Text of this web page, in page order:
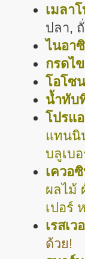
เมลา
ปลา,
ไนอา
กรดไ
โอโซ
น้ำทับ
โปรแ
แทนนิ
บลูเบ
เควอ
ผลไม้
เปอร์
เรสเว
ด้วย!